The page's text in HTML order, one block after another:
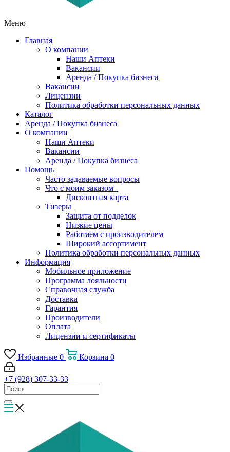
Меню
Главная
О компании
Наши Аптеки
Вакансии
Аренда / Покупка бизнеса
Вакансии
Лицензии
Политика обработки персональных данных
Каталог
Аренда / Покупка бизнеса
О компании
Наши Аптеки
Вакансии
Аренда / Покупка бизнеса
Помощь
Часто задаваемые вопросы
Что с моим заказом
Дисконтная карта
Тизеры
Защита от подделок
Низкие цены
Работаем с производителем
Широкий ассортимент
Политика обработки персональных данных
Информация
Мобильное приложение
Программа лояльности
Справочная служба
Доставка
Гарантия
Производители
Оплата
Лицензии и сертификаты
Избранные 0 Корзина 0
+7 (928) 307-33-33